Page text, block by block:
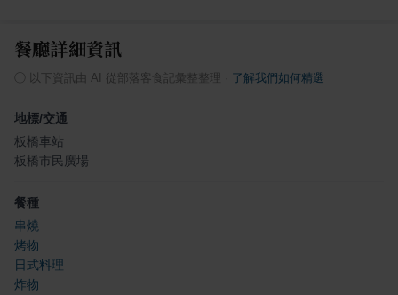
餐廳詳細資訊
以下資訊由 AI 從部落客食記彙整整理 了解我們如何精選
地標/交通
板橋車站
板橋市民廣場
餐種
串燒
烤物
日式料理
炸物